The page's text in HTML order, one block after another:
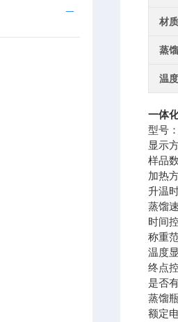
材质
蒸
温
一体
型号
显示
样品
加热
升温
蒸馏
时间
称重
温度
终点
是否
蒸馏
额定